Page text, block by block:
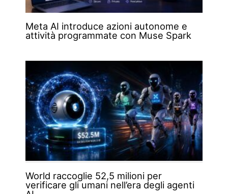
Meta AI introduce azioni autonome e
attività programmate con Muse Spark
World raccoglie 52,5 milioni per
verificare gli umani nell’era degli agenti